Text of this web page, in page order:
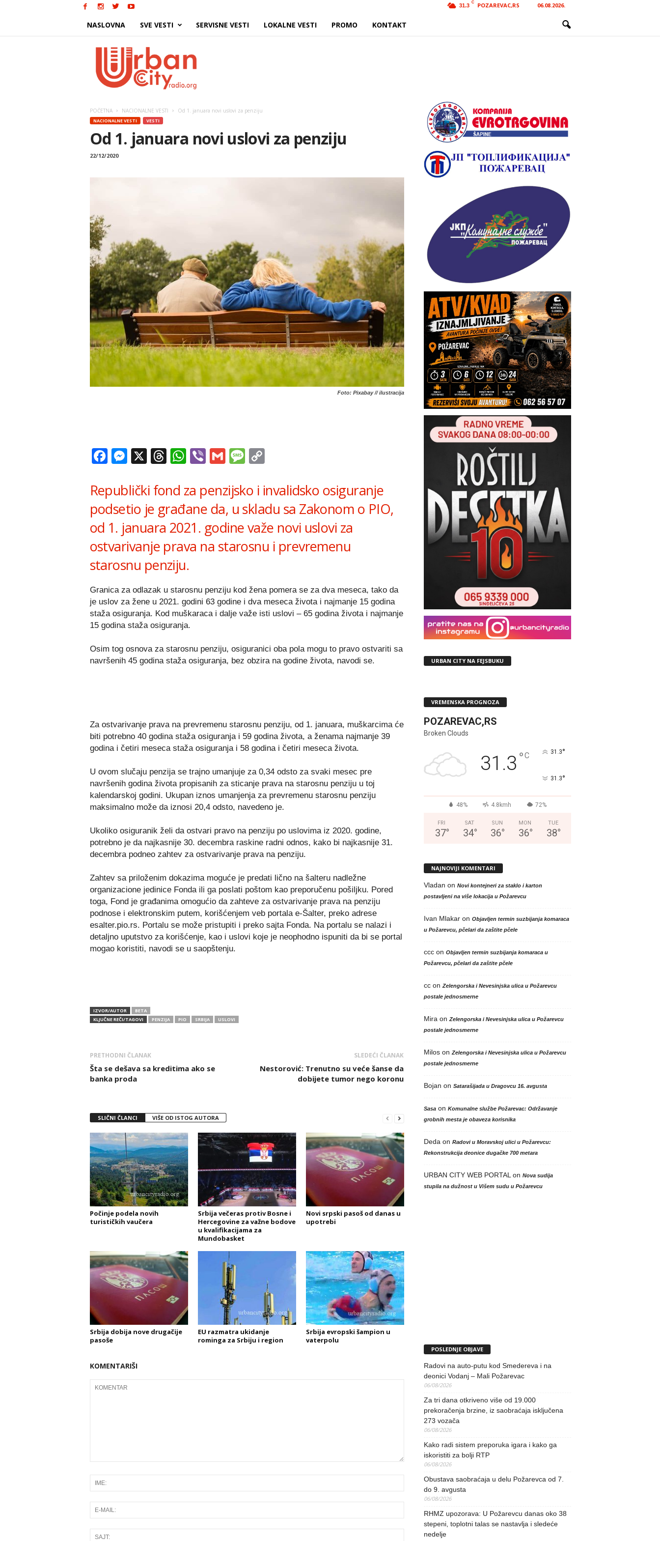
31.3
C POZAREVAC,RS 06.08.2026.
NASLOVNA SVE VESTI SERVISNE VESTI LOKALNE VESTI PROMO KONTAKT
POČETNA NACIONALNE VESTI Od 1. januara novi uslovi za penziju
NACIONALNE VESTI VESTI
Od 1. januara novi uslovi za penziju
22/12/2020
Foto: Pixabay // ilustracija
Facebook
Messenger
X Threads
WhatsApp
ViberGmailMessage
Republički fond za penzijsko i invalidsko osiguranje
podsetio je građane da, u skladu sa Zakonom o PIO,
od 1. januara 2021. godine važe novi uslovi za
ostvarivanje prava na starosnu i prevremenu
starosnu penziju.
Granica za odlazak u starosnu penziju kod žena pomera se za dva meseca, tako da
je uslov za žene u 2021. godini 63 godine i dva meseca života i najmanje 15 godina
staža osiguranja. Kod muškaraca i dalje važe isti uslovi – 65 godina života i najmanje
15 godina staža osiguranja.
Osim tog osnova za starosnu penziju, osiguranici oba pola mogu to pravo ostvariti sa
navršenih 45 godina staža osiguranja, bez obzira na godine života, navodi se.
Za ostvarivanje prava na prevremenu starosnu penziju, od 1. januara, muškarcima će
biti potrebno 40 godina staža osiguranja i 59 godina života, a ženama najmanje 39
godina i četiri meseca staža osiguranja i 58 godina i četiri meseca života.
U ovom slučaju penzija se trajno umanjuje za 0,34 odsto za svaki mesec pre
navršenih godina života propisanih za sticanje prava na starosnu penziju u toj
kalendarskoj godini. Ukupan iznos umanjenja za prevremenu starosnu penziju
maksimalno može da iznosi 20,4 odsto, navedeno je.
Ukoliko osiguranik želi da ostvari pravo na penziju po uslovima iz 2020. godine,
potrebno je da najkasnije 30. decembra raskine radni odnos, kako bi najkasnije 31.
decembra podneo zahtev za ostvarivanje prava na penziju.
Zahtev sa priloženim dokazima moguće je predati lično na šalteru nadležne
organizacione jedinice Fonda ili ga poslati poštom kao preporučenu pošiljku. Pored
toga, Fond je građanima omogućio da zahteve za ostvarivanje prava na penziju
podnose i elektronskim putem, korišćenjem veb portala e-Šalter, preko adrese
esalter.pio.rs. Portalu se može pristupiti i preko sajta Fonda. Na portalu se nalazi i
detaljno uputstvo za korišćenje, kao i uslovi koje je neophodno ispuniti da bi se portal
mogao koristiti, navodi se u saopštenju.
IZVOR/AUTOR
BETA
KLJUČNE REČI/TAGOVI
PENZIJA PIO SRBIJA USLOVI
PRETHODNI ČLANAK
Šta se dešava sa kreditima ako se
banka proda
SLEDEĆI ČLANAK
Nestorović: Trenutno su veće šanse da
dobijete tumor nego koronu
SLIČNI ČLANCI VIŠE OD ISTOG AUTORA
Počinje podela novih
turističkih vaučera
Srbija večeras protiv Bosne i
Hercegovine za važne bodove
u kvalifikacijama za
Mundobasket
Novi srpski pasoš od danas u
upotrebi
Srbija dobija nove drugačije
pasoše
EU razmatra ukidanje
rominga za Srbiju i region
Srbija evropski šampion u
vaterpolu
KOMENTARIŠI
URBAN CITY NA FEJSBUKU
VREMENSKA PROGNOZA
POZAREVAC,RS
Broken Clouds
31.3 °C 31.3°
31.3°
48% 4.8kmh 72%
FRI
37°
SAT
34°
SUN
36°
MON
36°
TUE
38°
NAJNOVIJI KOMENTARI
Vladan on Novi kontejneri za staklo i karton
postavljeni na više lokacija u Požarevcu
Ivan Mlakaron Objavljen termin suzbijanja komaraca
u Požarevcu, pčelari da zaštite pčele
cccon Objavljen termin suzbijanja komaraca u
Požarevcu, pčelari da zaštite pčele
ccon Zelengorska i Nevesinjska ulica u Požarevcu
postale jednosmerne
Mira on Zelengorska i Nevesinjska ulica u Požarevcu
postale jednosmerne
Miloson Zelengorska i Nevesinjska ulica u Požarevcu
postale jednosmerne
Bojan on Satarašijada u Dragovcu 16. avgusta
Sasaon Komunalne službe Požarevac: Održavanje
grobnih mesta je obaveza korisnika
Deda on Radovi u Moravskoj ulici u Požarevcu:
Rekonstrukcija deonice dugačke 700 metara
URBAN CITY WEB PORTAL on Nova sudija
stupila na dužnost u Višem sudu u Požarevcu
POSLEDNJE OBJAVE
Radovi na auto-putu kod Smedereva i na
deonici Vodanj – Mali Požarevac
06/08/2026
Za tri dana otkriveno više od 19.000
prekoračenja brzine, iz saobraćaja isključena
273 vozača
06/08/2026
Kako radi sistem preporuka igara i kako ga
iskoristiti za bolji RTP
06/08/2026
Obustava saobraćaja u delu Požarevca od 7.
do 9. avgusta
06/08/2026
RHMZ upozorava: U Požarevcu danas oko 38
stepeni, toplotni talas se nastavlja i sledeće
nedelje